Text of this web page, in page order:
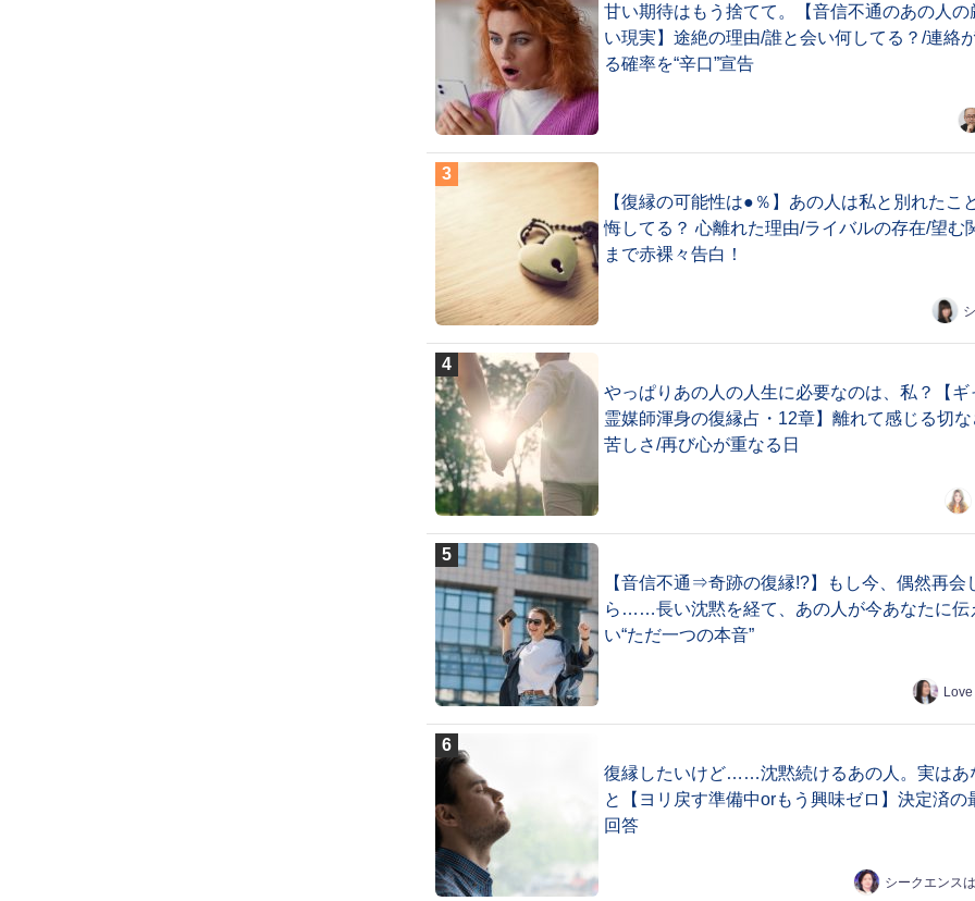
甘い期待はもう捨てて。【音信不通のあの人の
い現実】途絶の理由/誰と会い何してる？/連絡
る確率を“辛口”宣告
【復縁の可能性は●％】あの人は私と別れたこ
悔してる？ 心離れた理由/ライバルの存在/望む
まで赤裸々告白！
やっぱりあの人の人生に必要なのは、私？【ギ
霊媒師渾身の復縁占・12章】離れて感じる切な
苦しさ/再び心が重なる日
【音信不通⇒奇跡の復縁!?】もし今、偶然再会
ら……長い沈黙を経て、あの人が今あなたに伝
い“ただ一つの本音”
復縁したいけど……沈黙続けるあの人。実はあ
と【ヨリ戻す準備中orもう興味ゼロ】決定済の
回答
シークエンス